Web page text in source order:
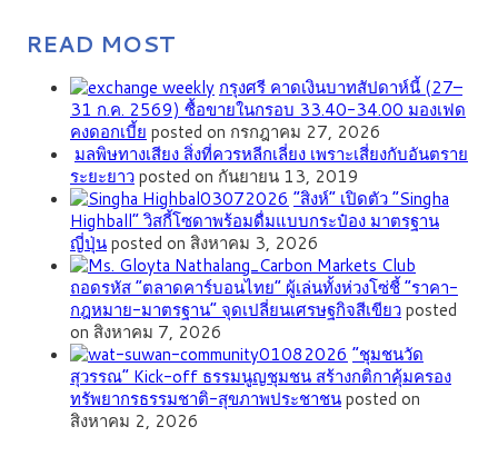
READ MOST
กรุงศรี คาดเงินบาทสัปดาห์นี้ (27–
31 ก.ค. 2569) ซื้อขายในกรอบ 33.40-34.00 มองเฟด
คงดอกเบี้ย posted on กรกฎาคม 27, 2026
มลพิษทางเสียง สิ่งที่ควรหลีกเลี่ยง เพราะเสี่ยงกับอันตราย
ระยะยาวposted on กันยายน 13, 2019
“สิงห์” เปิดตัว “Singha
Highball” วิสกี้โซดาพร้อมดื่มแบบกระป๋อง มาตรฐาน
ญี่ปุ่นposted on สิงหาคม 3, 2026
ถอดรหัส “ตลาดคาร์บอนไทย” ผู้เล่นทั้งห่วงโซ่ชี้ “ราคา-
กฎหมาย-มาตรฐาน” จุดเปลี่ยนเศรษฐกิจสีเขียวposted
on สิงหาคม 7, 2026
”ชุมชนวัด
สุวรรณ” Kick-off ธรรมนูญชุมชน สร้างกติกาคุ้มครอง
ทรัพยากรธรรมชาติ-สุขภาพประชาชนposted on
สิงหาคม 2, 2026